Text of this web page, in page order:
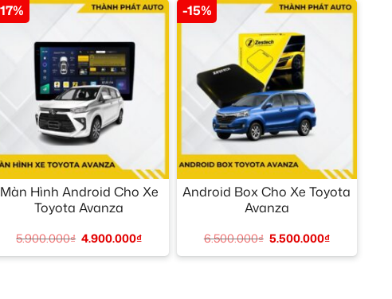
+
Màn Hình Android Cho Xe
Toyota Avanza
5.900.000₫ 4.900.000₫
-15%
+
Android Box Cho Xe Toyota
Avanza
6.500.000₫ 5.500.000₫